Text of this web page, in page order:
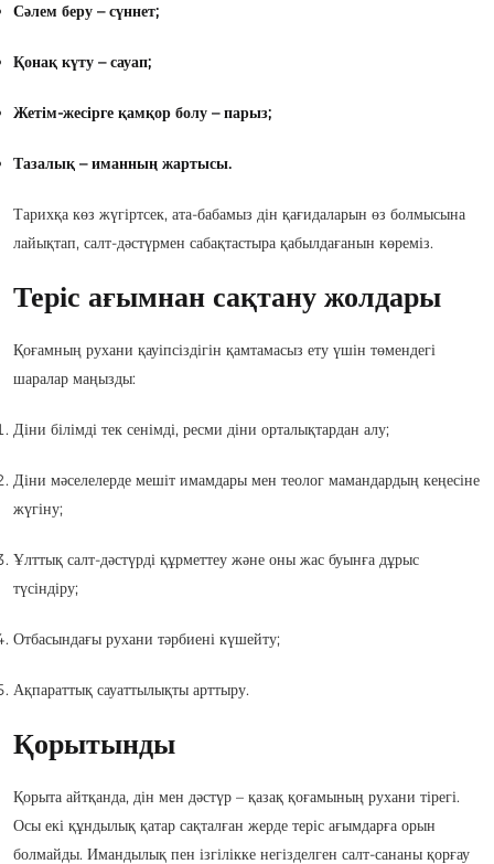
Сәлем беру – сүннет;
Қонақ күту – сауап;
Жетім-жесірге қамқор болу – парыз;
Тазалық – иманның жартысы.
Тарихқа көз жүгіртсек, ата-бабамыз дін қағидаларын өз болмысына
лайықтап, салт-дәстүрмен сабақтастыра қабылдағанын көреміз.
Теріс ағымнан сақтану жолдары
Қоғамның рухани қауіпсіздігін қамтамасыз ету үшін төмендегі
шаралар маңызды:
Діни білімді тек сенімді, ресми діни орталықтардан алу;
Діни мәселелерде мешіт имамдары мен теолог мамандардың кеңесіне
жүгіну;
Ұлттық салт-дәстүрді құрметтеу және оны жас буынға дұрыс
түсіндіру;
Отбасындағы рухани тәрбиені күшейту;
Ақпараттық сауаттылықты арттыру.
Қорытынды
Қорыта айтқанда, дін мен дәстүр – қазақ қоғамының рухани тірегі.
Осы екі құндылық қатар сақталған жерде теріс ағымдарға орын
болмайды. Имандылық пен ізгілікке негізделген салт-сананы қорғау